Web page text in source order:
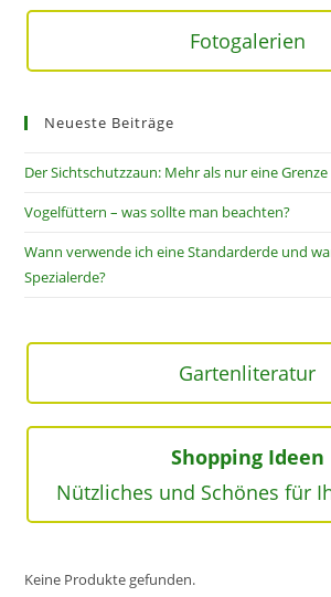
Fotogalerien
Neueste Beiträge
Der Sichtschutzzaun: Mehr als nur eine
Vogelfüttern – was sollte man beachten?
Wann verwende ich eine Standarderde und
Spezialerde?
Gartenliteratur
Shopping Ideen
Nützliches und Schönes für
Keine Produkte gefunden.